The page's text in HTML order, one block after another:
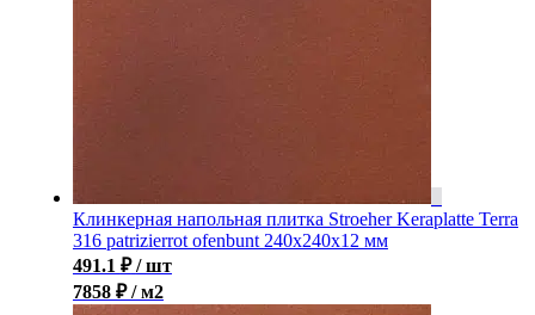
Клинкерная напольная плитка Stroeher Keraplatte Terra
316 patrizierrot ofenbunt 240х240х12 мм
491.1 ₽ / шт
7858 ₽ / м2